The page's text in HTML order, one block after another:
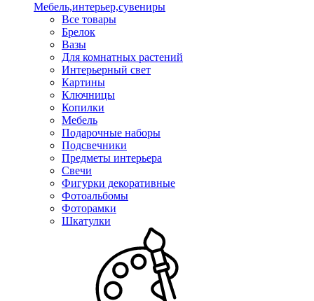
Мебель,интерьер,сувениры
Все товары
Брелок
Вазы
Для комнатных растений
Интерьерный свет
Картины
Ключницы
Копилки
Мебель
Подарочные наборы
Подсвечники
Предметы интерьера
Свечи
Фигурки декоративные
Фотоальбомы
Фоторамки
Шкатулки